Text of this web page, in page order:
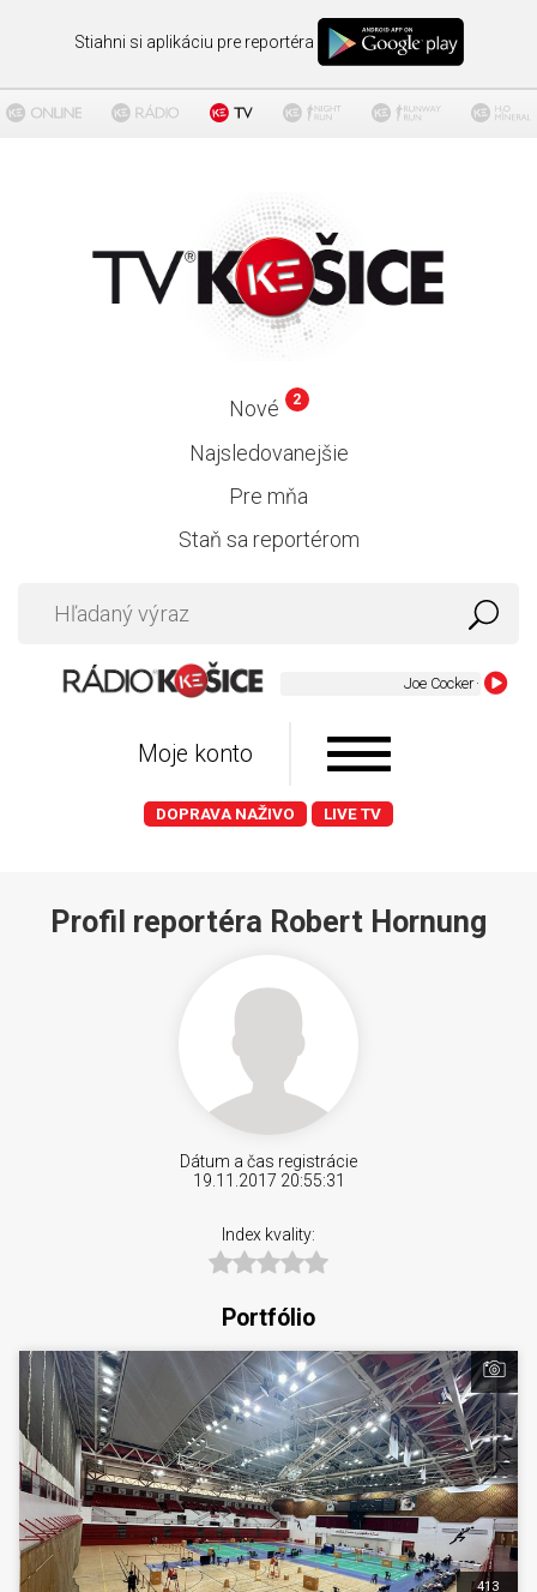
Stiahni si aplikáciu pre reportéra
Nové 2
Najsledovanejšie
Pre mňa
Staň sa reportérom
Moje konto
DOPRAVA NAŽIVO LIVE TV
Profil reportéra Robert Hornung
Dátum a čas registrácie
19.11.2017 20:55:31
Index kvality:
Portfólio
413